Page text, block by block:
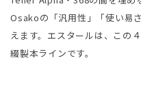
Osakoの「汎⽤性」「使い易
えます。エスタールは、この
綴製本ラインです。